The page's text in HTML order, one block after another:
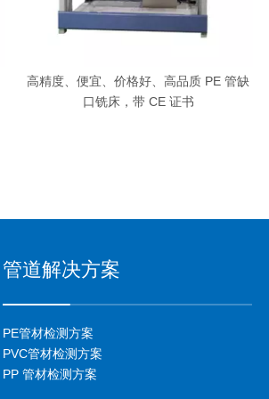
高精度、便宜、价格好、高品质 PE 管缺
口铣床，带 CE 证书
管道解决方案
PE管材检测方案
PVC管材检测方案
PP 管材检测方案